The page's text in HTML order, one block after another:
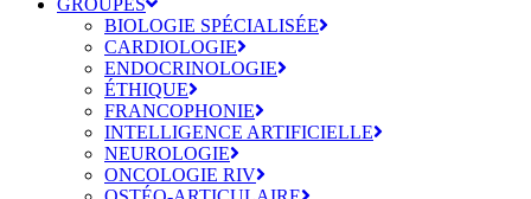
GROUPES
BIOLOGIE SPÉCIALISÉE
CARDIOLOGIE
ENDOCRINOLOGIE
ÉTHIQUE
FRANCOPHONIE
INTELLIGENCE ARTIFICIELLE
NEUROLOGIE
ONCOLOGIE RIV